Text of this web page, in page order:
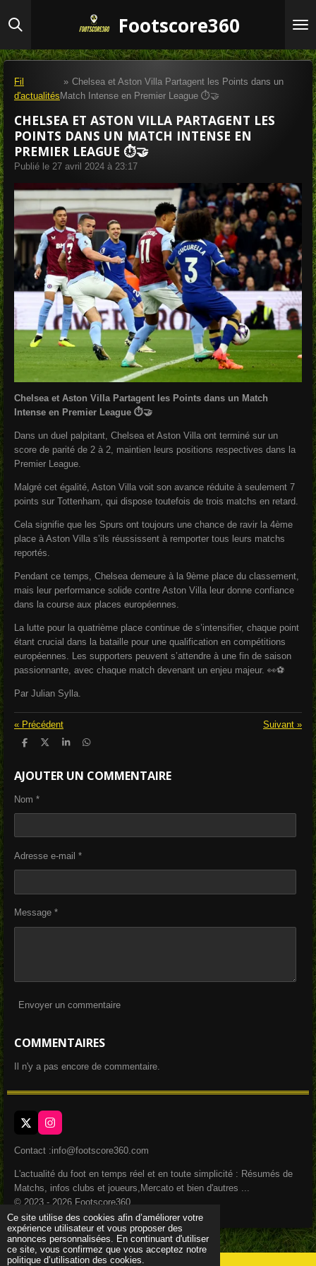
Ce site utilise des cookies afin d’améliorer votre
expérience utilisateur et vous proposer des
annonces personnalisées. En continuant d'utiliser
ce site, vous confirmez que vous acceptez notre
politique d’utilisation des cookies.
au
principal
Footscore360
Fil
d'actualités
» Chelsea et Aston Villa Partagent les Points dans un
Match Intense en Premier League ⏱️🤝
CHELSEA ET ASTON VILLA PARTAGENT LES
POINTS DANS UN MATCH INTENSE EN
PREMIER LEAGUE ⏱️🤝
Publié le 27 avril 2024 à 23:17
Chelsea et Aston Villa Partagent les Points dans un Match
Intense en Premier League ⏱️🤝
Dans un duel palpitant, Chelsea et Aston Villa ont terminé sur un
score de parité de 2 à 2, maintien leurs positions respectives dans la
Premier League.
Malgré cet égalité, Aston Villa voit son avance réduite à seulement 7
points sur Tottenham, qui dispose toutefois de trois matchs en retard.
Cela signifie que les Spurs ont toujours une chance de ravir la 4ème
place à Aston Villa s’ils réussissent à remporter tous leurs matchs
reportés.
Pendant ce temps, Chelsea demeure à la 9ème place du classement,
mais leur performance solide contre Aston Villa leur donne confiance
dans la course aux places européennes.
La lutte pour la quatrième place continue de s’intensifier, chaque point
étant crucial dans la bataille pour une qualification en compétitions
européennes. Les supporters peuvent s’attendre à une fin de saison
passionnante, avec chaque match devenant un enjeu majeur. 👀⚽️
Par Julian Sylla.
« Précédent Suivant »
P
t
a
e
P
t
a
P
a
P
a
AJOUTER UN COMMENTAIRE
Nom *
Adresse e-mail *
Message *
Envoyer un commentaire
COMMENTAIRES
Il n'y a pas encore de commentaire.
X
I
n
s
a
g
r
a
m
Contact :info@footscore360.com
L'actualité du foot en temps réel et en toute simplicité : Résumés de
Matchs, infos clubs et joueurs,Mercato et bien d'autres ...
© 2023 - 2026 Footscore360